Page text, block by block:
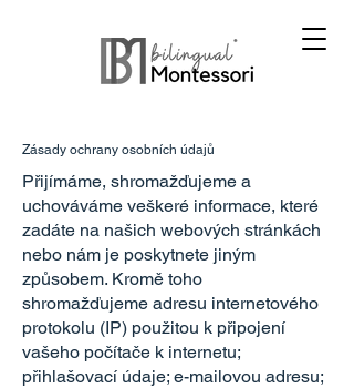
Zásady ochrany osobních údajů
Přijímáme, shromažďujeme a
uchováváme veškeré informace, které
zadáte na našich webových stránkách
nebo nám je poskytnete jiným
způsobem. Kromě toho
shromažďujeme adresu internetového
protokolu (IP) použitou k připojení
vašeho počítače k internetu;
přihlašovací údaje; e-mailovou adresu;